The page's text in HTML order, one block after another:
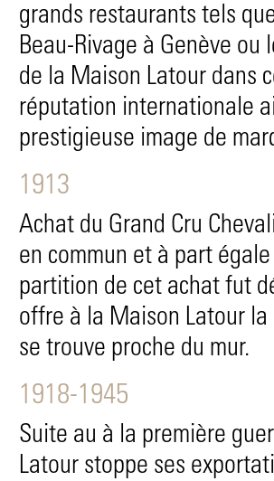
grands restaurants tels
Beau-Rivage à Genève ou
de la Maison Latour dans
réputation internationale
prestigieuse image de
1913
Achat du Grand Cru
en commun et à part
partition de cet achat fut
offre à la Maison Latour
se trouve proche du mur.
1918-1945
Suite au à la première
Latour stoppe ses